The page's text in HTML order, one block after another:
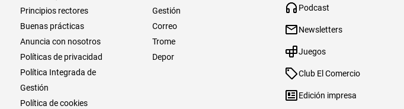
Principios rectores
Buenas prácticas
Anuncia con nosotros
Políticas de privacidad
Política Integrada de
Gestión
Política de cookies
Gestión
Correo
Trome
Depor
Podcast
Newsletters
Juegos
Club El Comercio
Edición impresa